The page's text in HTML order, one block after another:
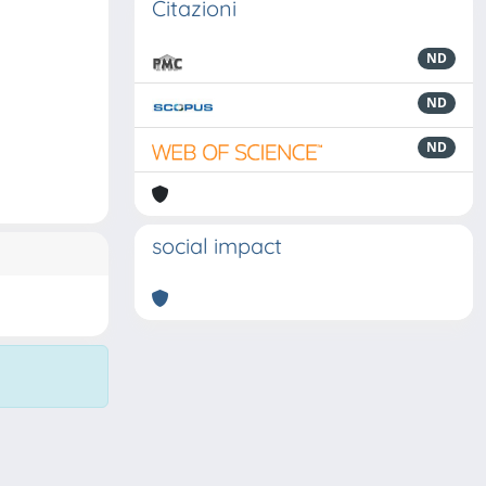
Citazioni
ND
ND
ND
social impact